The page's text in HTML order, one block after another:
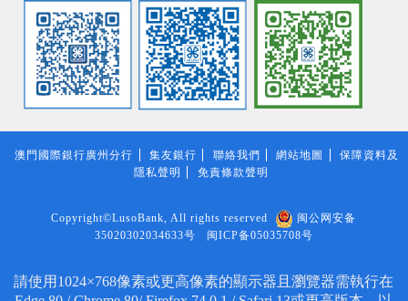
澳門國際銀行廣州分行 集友銀行 聯絡我們 網站地圖
保障資料及
隱私聲明
免責條款聲明
Copyright©LusoBank, All rights reserved
闽公网安备
35020302034633号
闽ICP备05035708号
請使用1024×768像素或更高像素的顯示器且瀏覽器需執行在